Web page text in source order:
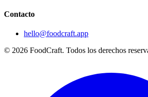
Contacto
hello@foodcraft.app
© 2026 FoodCraft. Todos los derechos